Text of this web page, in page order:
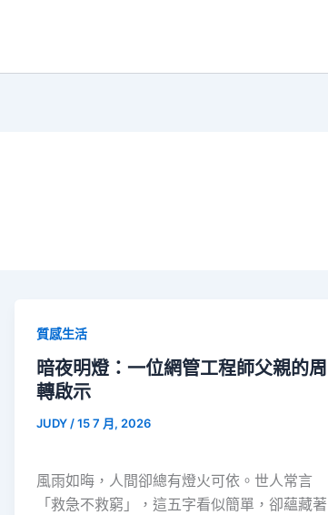
質感生活
暗夜明燈：一位網管工程師父親的周
轉啟示
JUDY /15 7 月, 2026
風雨如晦，人間卻總有燈火可依。世人常言
「救急不救窮」，這五字看似簡單，卻蘊藏著